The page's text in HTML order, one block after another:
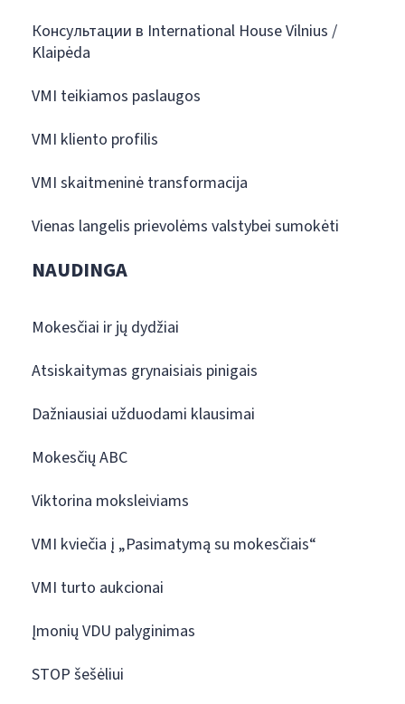
Консультации в International House Vilnius /
Klaipėda
VMI teikiamos paslaugos
VMI kliento profilis
VMI skaitmeninė transformacija
Vienas langelis prievolėms valstybei sumokėti
NAUDINGA
Mokesčiai ir jų dydžiai
Atsiskaitymas grynaisiais pinigais
Dažniausiai užduodami klausimai
Mokesčių ABC
Viktorina moksleiviams
VMI kviečia į „Pasimatymą su mokesčiais“
VMI turto aukcionai
Įmonių VDU palyginimas
STOP šešėliui